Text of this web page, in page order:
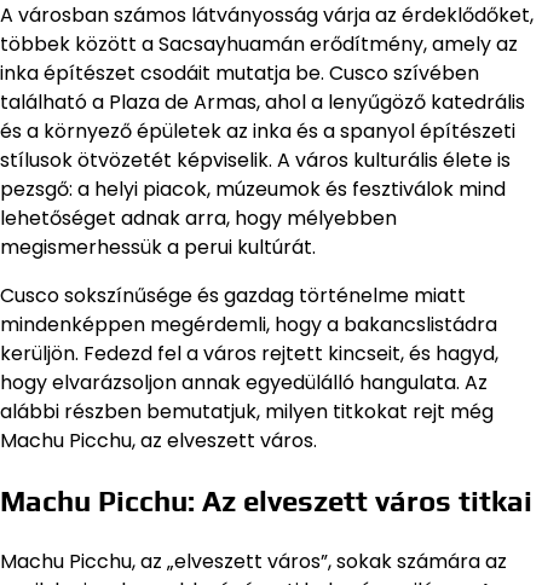
A városban számos látványosság várja az érdeklődőket,
többek között a Sacsayhuamán erődítmény, amely az
inka építészet csodáit mutatja be. Cusco szívében
található a Plaza de Armas, ahol a lenyűgöző katedrális
és a környező épületek az inka és a spanyol építészeti
stílusok ötvözetét képviselik. A város kulturális élete is
pezsgő: a helyi piacok, múzeumok és fesztiválok mind
lehetőséget adnak arra, hogy mélyebben
megismerhessük a perui kultúrát.
Cusco sokszínűsége és gazdag történelme miatt
mindenképpen megérdemli, hogy a bakancslistádra
kerüljön. Fedezd fel a város rejtett kincseit, és hagyd,
hogy elvarázsoljon annak egyedülálló hangulata. Az
alábbi részben bemutatjuk, milyen titkokat rejt még
Machu Picchu, az elveszett város.
Machu Picchu: Az elveszett város titkai
Machu Picchu, az „elveszett város”, sokak számára az